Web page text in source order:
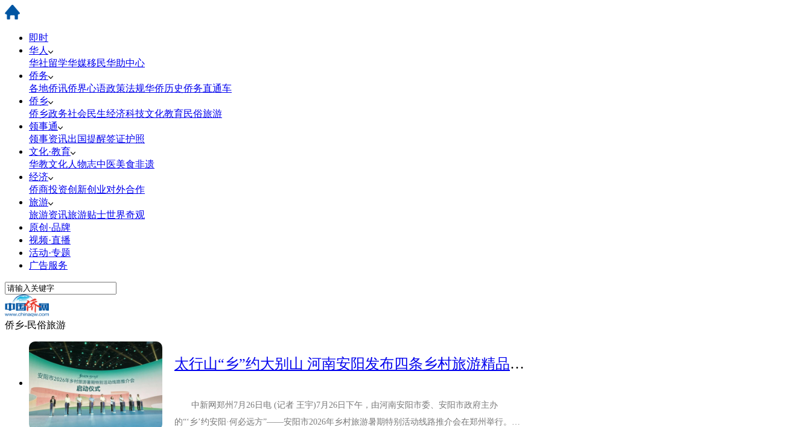
即时
华人
华社留学华媒移民华助中心
侨务
各地侨讯侨界心语政策法规华侨历史侨务直通车
侨乡
侨乡政务社会民生经济科技文化教育民俗旅游
领事通
领事资讯出国提醒签证护照
文化·教育
华教文化人物志中医美食非遗
经济
侨商投资创新创业对外合作
旅游
旅游资讯旅游贴士世界奇观
原创·品牌
视频·直播
活动·专题
广告服务
侨乡-民俗旅游
太行山“乡”约大别山 河南安阳发布四条乡村旅游精品线路
中新网郑州7月26日电 (记者 王宇)7月26日下午，由河南安阳市委、安阳市政府主办
的“‘乡’约安阳·何必远方”——安阳市2026年乡村旅游暑期特别活动线路推介会在郑州举行。推